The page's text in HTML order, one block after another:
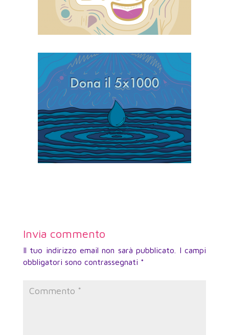
Invia commento
Il tuo indirizzo email non sarà pubblicato.
I campi
obbligatori sono contrassegnati *